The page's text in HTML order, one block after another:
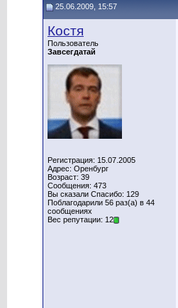
25.06.2009, 15:57
Костя
Пользователь
Завсегдатай
Регистрация: 15.07.2005
Адрес: Оренбург
Возраст: 39
Сообщения: 473
Вы сказали Спасибо: 129
Поблагодарили 56 раз(а) в 44
сообщениях
Вес репутации: 12